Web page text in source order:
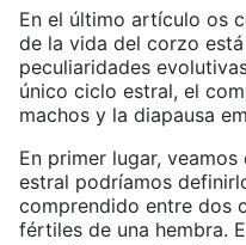
En el último artículo os
de la vida del corzo
peculiaridades
único ciclo estral, el
machos y la diapausa
En primer lugar,
estral podríamos
comprendido entre dos
fértiles de una hembra.